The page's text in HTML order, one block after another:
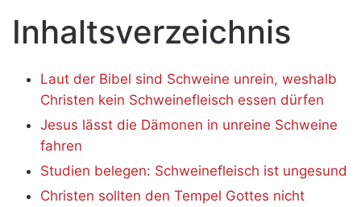
Inhaltsverzeichnis
Laut der Bibel sind Schweine unrein, weshalb
Christen kein Schweinefleisch essen dürfen
Jesus lässt die Dämonen in unreine Schweine
fahren
Studien belegen: Schweinefleisch ist ungesund
Christen sollten den Tempel Gottes nicht